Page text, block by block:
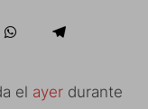
el ayer durante